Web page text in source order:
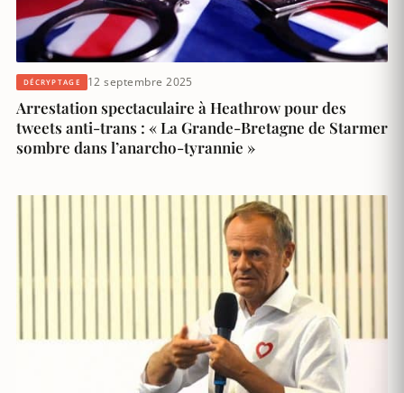
DÉCRYPTAGE 12 septembre 2025
Arrestation spectaculaire à Heathrow pour des
tweets anti-trans : « La Grande-Bretagne de Starmer
sombre dans l’anarcho-tyrannie »